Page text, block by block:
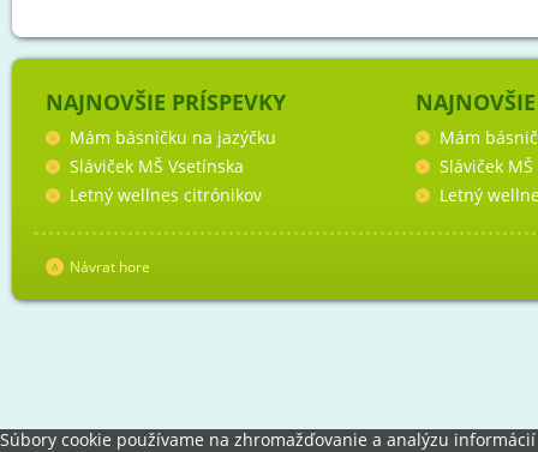
NAJNOVŠIE PRÍSPEVKY
Mám básničku na jazýčku
Sláviček MŠ Vsetínska
Letný wellnes citrónikov
Mám
Sláviček
Letný
Návrat hore
Súbory cookie používame na zhromažďovanie a analýzu